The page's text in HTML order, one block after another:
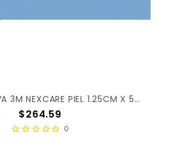
CINTA ADHESIVA 3M NEXCARE PIEL 1.25CM X 5M C/24PZ X/10
Precio
$264.59
0